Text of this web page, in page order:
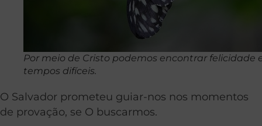
Por meio de Cristo podemos encontrar felicidade
tempos difíceis.
O Salvador prometeu guiar-nos nos momentos
de provação, se O buscarmos.